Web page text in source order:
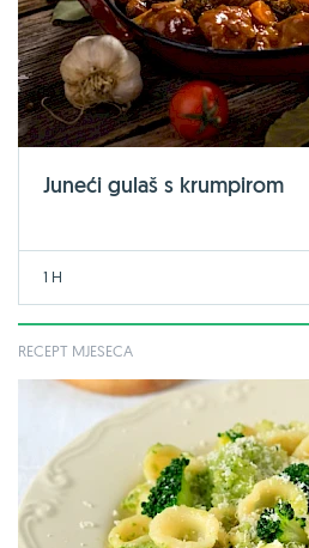
Juneći gulaš s krumpirom
1 H
RECEPT MJESECA